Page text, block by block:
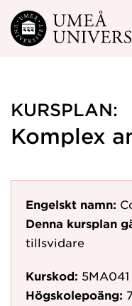
Hoppa direkt till
KURSPLAN:
Komplex
Engelskt namn:
Denna kursplan
tillsvidare
Kurskod: 5MA041
Högskolepoäng: